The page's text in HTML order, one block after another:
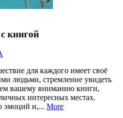
книгой
для каждого имеет своё
людьми, стремление увидеть
вашему вниманию книги,
интересных местах.
эмоций и,... More